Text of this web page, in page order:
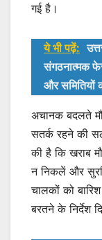
गई है।
ये भी पढ़ें:
संगठनात्मक
और समितियों
अचानक बदलते
सतर्क रहने की
की है कि खराब
न निकलें और
चालकों को
बरतने के निर्देश